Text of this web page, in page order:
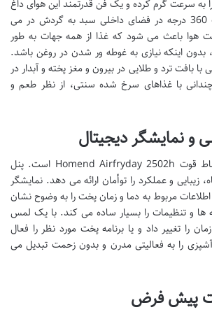
به سرعت گرم کرده و یک فن قدرتمند این هوای داغ
را با سرعت و به صورت 360 درجه در فضای داخلی سبد به گردش در می
هوا باعث می شود که غذا از همه جهات به طور
اینکه نیازی به غوطه ور شدن در روغن باشد.
با بافت ترد و طلایی در بیرون و مغز پخته و آبدار در
با غذاهای سرخ شده سنتی، از نظر طعم و
و نمایشگر دیجیتال
کاربری آسان یکی از نقاط قوت Homend Airfryday 2502h است. پنل
زیبایی و عملکرد را توأمان ارائه می دهد. نمایشگر
مربوط به دما و زمان پخت را به وضوح نشان
ها و تنظیمات را بسیار ساده می کند. با یک لمس
را تغییر داد و یا برنامه پخت مورد نظر را فعال
را به فعالیتی مدرن و بدون زحمت تبدیل می
پیش فرض